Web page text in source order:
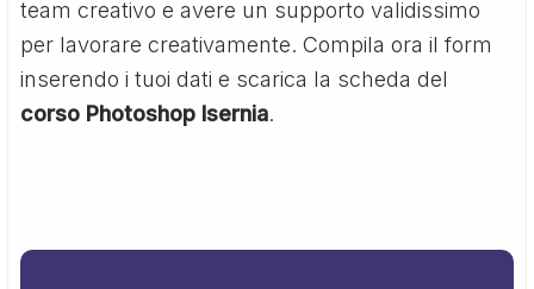
team creativo e avere un supporto validissimo
per lavorare creativamente. Compila ora il form
inserendo i tuoi dati e scarica la scheda del
corso Photoshop Isernia.